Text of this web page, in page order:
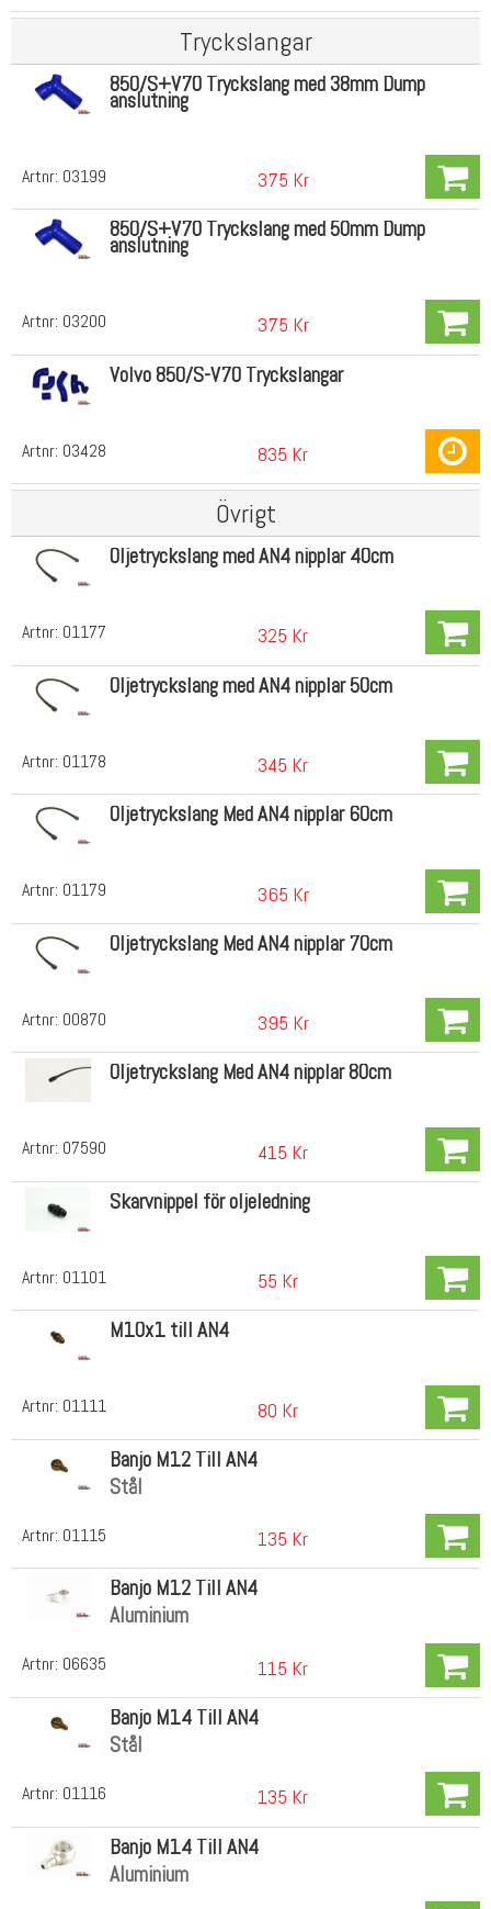
Tryckslangar
Artnr: 03199
850/S+V70 Tryckslang med 38mm Dump
anslutning
375 Kr
Artnr: 03200
850/S+V70 Tryckslang med 50mm Dump
anslutning
375 Kr
Artnr: 03428
Volvo 850/S-V70 Tryckslangar
835 Kr
Övrigt
Artnr: 01177
Oljetryckslang med AN4 nipplar 40cm
325 Kr
Artnr: 01178
Oljetryckslang med AN4 nipplar 50cm
345 Kr
Artnr: 01179
Oljetryckslang Med AN4 nipplar 60cm
365 Kr
Artnr: 00870
Oljetryckslang Med AN4 nipplar 70cm
395 Kr
Artnr: 07590
Oljetryckslang Med AN4 nipplar 80cm
415 Kr
Artnr: 01101
Skarvnippel för oljeledning
55 Kr
Artnr: 01111
M10x1 till AN4
80 Kr
Artnr: 01115
Banjo M12 Till AN4
Stål
135 Kr
Artnr: 06635
Banjo M12 Till AN4
Aluminium
115 Kr
Artnr: 01116
Banjo M14 Till AN4
Stål
135 Kr
Banjo M14 Till AN4
Aluminium